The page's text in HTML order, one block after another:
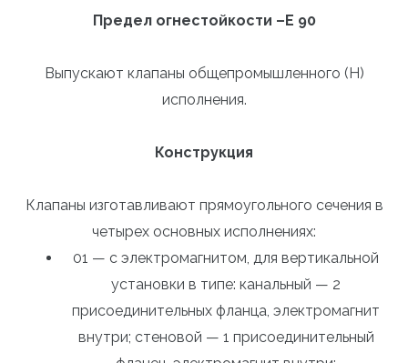
Предел огнестойкости –Е 90
Выпускают клапаны общепромышленного (Н)
исполнения.
Конструкция
Клапаны изготавливают прямоугольного сечения в
четырех основных исполнениях:
01 — с электромагнитом, для вертикальной
установки в типе: канальный — 2
присоединительных фланца, электромагнит
внутри; стеновой — 1 присоединительный